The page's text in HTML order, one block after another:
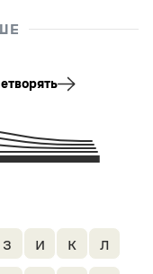
у ф ц
ч